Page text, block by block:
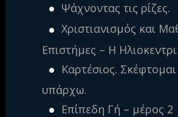
Ψάχνοντας τις ρίζες.
Χριστιανισμός και
Επιστήμες – Η
Καρτέσιος.
υπάρχω.
Επίπεδη Γή – μέρος 2